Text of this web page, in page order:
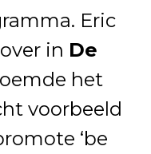
Eric
in De
het
voorbeeld
‘be